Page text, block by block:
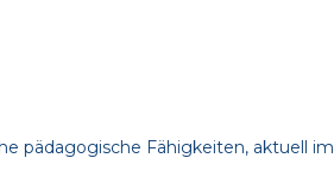
pädagogische Fähigkeiten, aktuell im